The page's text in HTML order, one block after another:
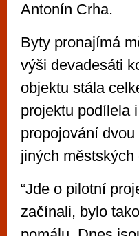
Antonín Crha.
Byty pronajímá
výši devadesáti
objektu stála
projektu podílela
propojování
jiných městských
“Jde o pilotní
začínali, bylo